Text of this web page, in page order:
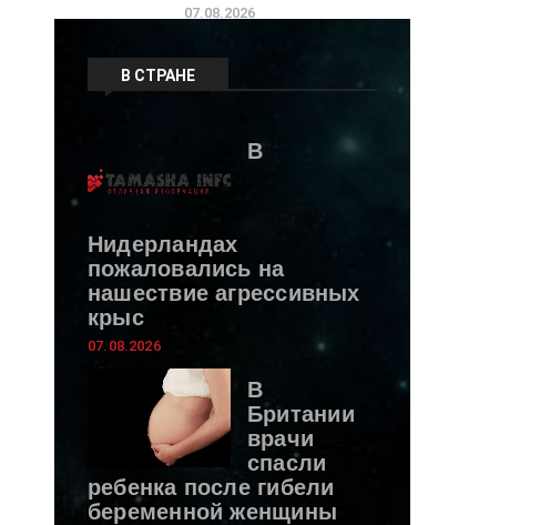
07.08.2026
В СТРАНЕ
В
Нидерландах
пожаловались на
нашествие агрессивных
крыс
07.08.2026
В
Британии
врачи
спасли
ребенка после гибели
беременной женщины